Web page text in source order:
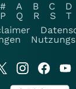
# A B C D
P Q R S T